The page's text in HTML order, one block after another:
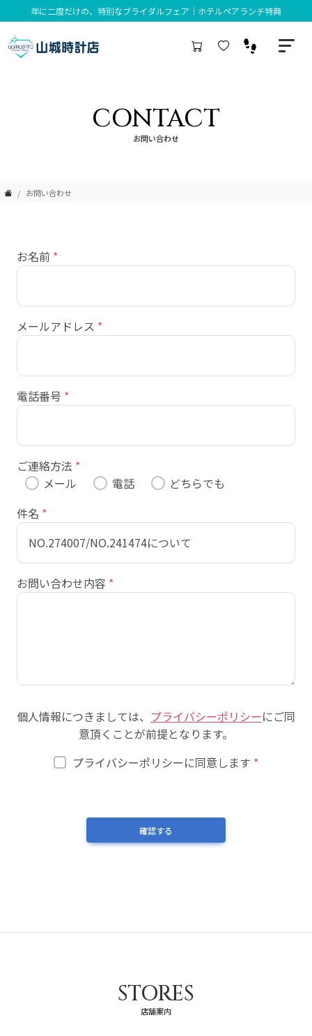
年に二度だけの、特別なブライダルフェア｜ホテルペアランチ特典
CONTACT
お問い合わせ
お問い合わせ
お名前 *
メールアドレス *
電話番号 *
ご連絡方法 *
メール
電話
どちらでも
件名 *
お問い合わせ内容 *
個人情報につきましては、 プライバシーポリシーにご同
意頂くことが前提となります。
プライバシーポリシーに同意します *
確認する
STORES
店舗案内